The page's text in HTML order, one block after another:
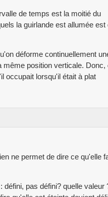
de temps est la moitié du
la guirlande est allumée est
déforme continuellement
position verticale. Donc,
occupait lorsqu'il était à plat
ne permet de dire ce qu'elle
pas défini? quelle valeur